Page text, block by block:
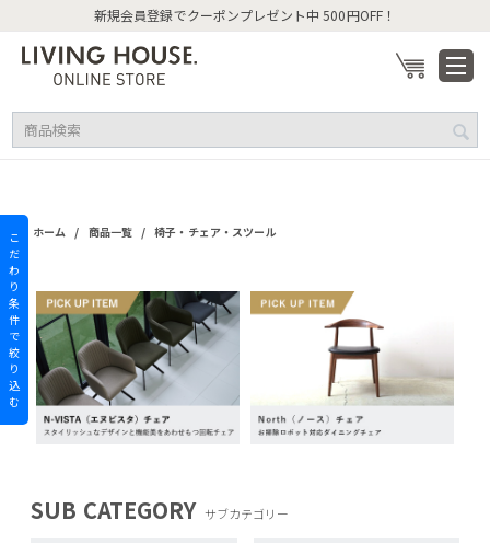
新規会員登録でクーポンプレゼント中 500円OFF！
ホーム / 商品一覧 / 椅子・チェア・スツール
SUB CATEGORY サブカテゴリー
こ
だ
わ
り
条
件
で
絞
り
込
む